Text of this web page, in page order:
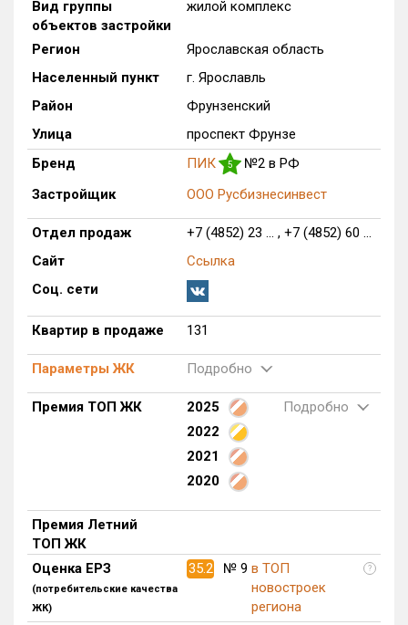
Только новые
от до
с продажами
Рейтинг ЕРЗ
Найдено:
Многоквартирных домов
Блокированных домов
Домов с апартаментами
0 из 1
Поселков таунхаусов
Блокированных домов
0 из 25
Квартир, апартаментов,
Вид группы
объектов застройки
жилой комплекс
Регион
Ярославская область
Населенный пункт
г. Ярославль
Район
Фрунзенский
Улица
проспект Фрунзе
Бренд
ПИК 5
№2 в РФ
Застройщик
ООО Русбизнесинвест
Отдел продаж
+7 (4852) 23 ... , +7 (4852) 60 ...
Сайт
Ссылка
Соц. сети
Квартир в продаже 131
Параметры ЖК Подробно
Премия ТОП ЖК 2025
Подробно
2022
2021
2020
Премия Летний
ТОП ЖК
Оценка ЕРЗ
(потребительские качества
ЖК)
35.2 № 9 в ТОП
новостроек
региона
?